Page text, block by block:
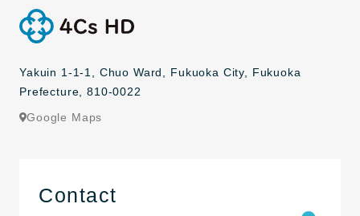
Yakuin 1-1-1, Chuo Ward, Fukuoka City, Fukuoka
Prefecture, 810-0022
Google Maps
Contact